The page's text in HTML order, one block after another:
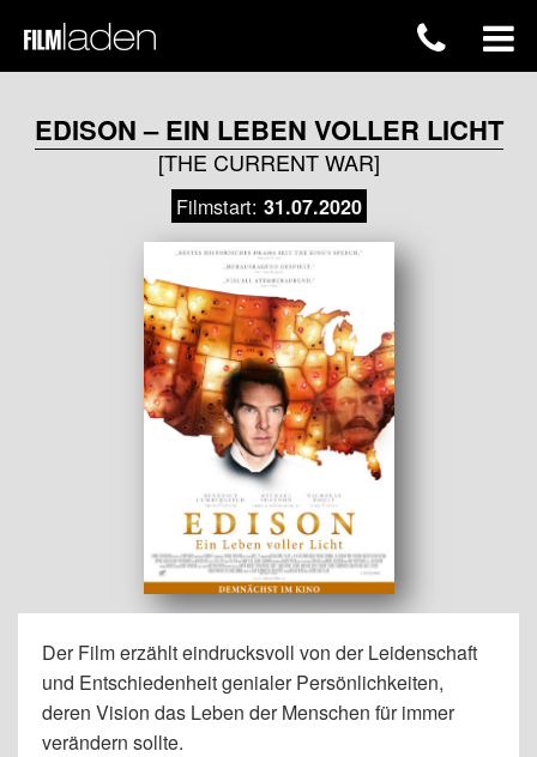
EDISON – EIN LEBEN VOLLER LICHT
[THE CURRENT WAR]
Filmstart: 31.07.2020
Der Film erzählt eindrucksvoll von der Leidenschaft
und Entschiedenheit genialer Persönlichkeiten,
deren Vision das Leben der Menschen für immer
verändern sollte.